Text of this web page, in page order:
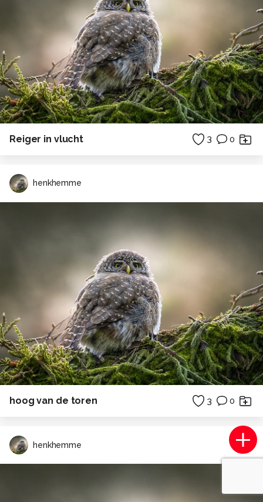
Reiger in vlucht 3 0
henkhemme
hoog van de toren 3 0
henkhemme